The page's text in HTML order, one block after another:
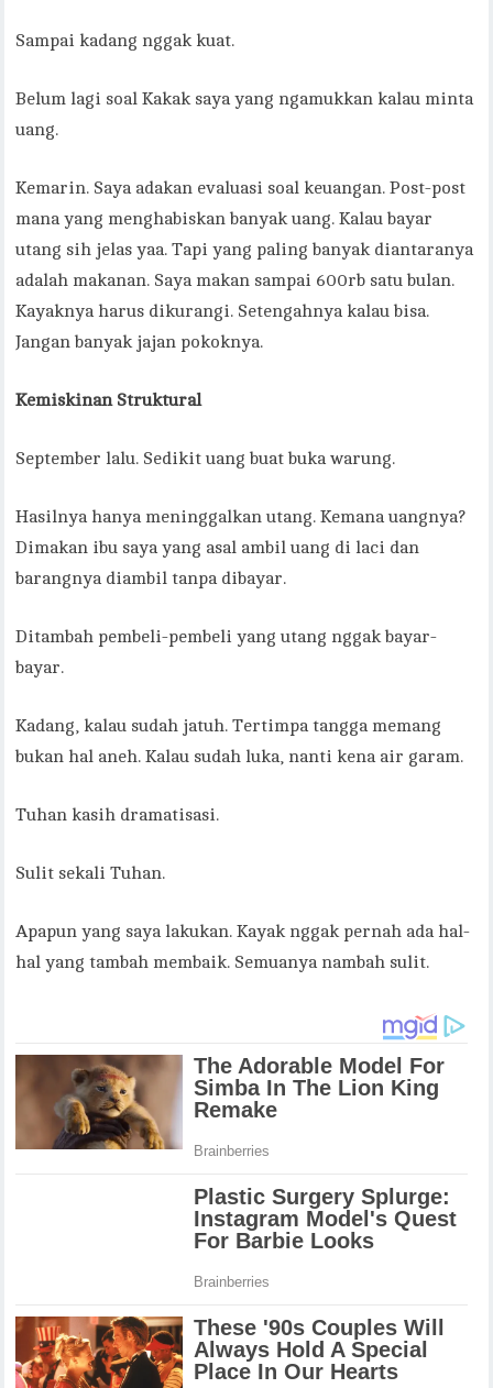
Sampai kadang nggak kuat.
Belum lagi soal Kakak saya yang ngamukkan kalau minta
uang.
Kemarin. Saya adakan evaluasi soal keuangan. Post-post
mana yang menghabiskan banyak uang. Kalau bayar
utang sih jelas yaa. Tapi yang paling banyak diantaranya
adalah makanan. Saya makan sampai 600rb satu bulan.
Kayaknya harus dikurangi. Setengahnya kalau bisa.
Jangan banyak jajan pokoknya.
Kemiskinan Struktural
September lalu. Sedikit uang buat buka warung.
Hasilnya hanya meninggalkan utang. Kemana uangnya?
Dimakan ibu saya yang asal ambil uang di laci dan
barangnya diambil tanpa dibayar.
Ditambah pembeli-pembeli yang utang nggak bayar-
bayar.
Kadang, kalau sudah jatuh. Tertimpa tangga memang
bukan hal aneh. Kalau sudah luka, nanti kena air garam.
Tuhan kasih dramatisasi.
Sulit sekali Tuhan.
Apapun yang saya lakukan. Kayak nggak pernah ada hal-
hal yang tambah membaik. Semuanya nambah sulit.